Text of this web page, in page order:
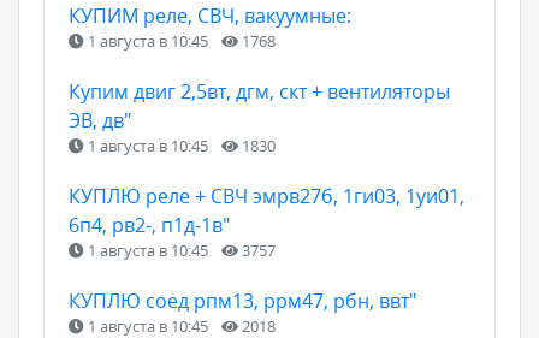
КУПИМ реле, СВЧ, вакуумные:
1 августа в 10:45 1768
Купим двиг 2,5вт, дгм, скт + вентиляторы
ЭВ, дв"
1 августа в 10:45 1830
КУПЛЮ реле + СВЧ эмрв27б, 1ги03, 1уи01,
6п4, рв2-, п1д-1в"
1 августа в 10:45 3757
КУПЛЮ соед рпм13, ррм47, рбн, ввт"
1 августа в 10:45 2018